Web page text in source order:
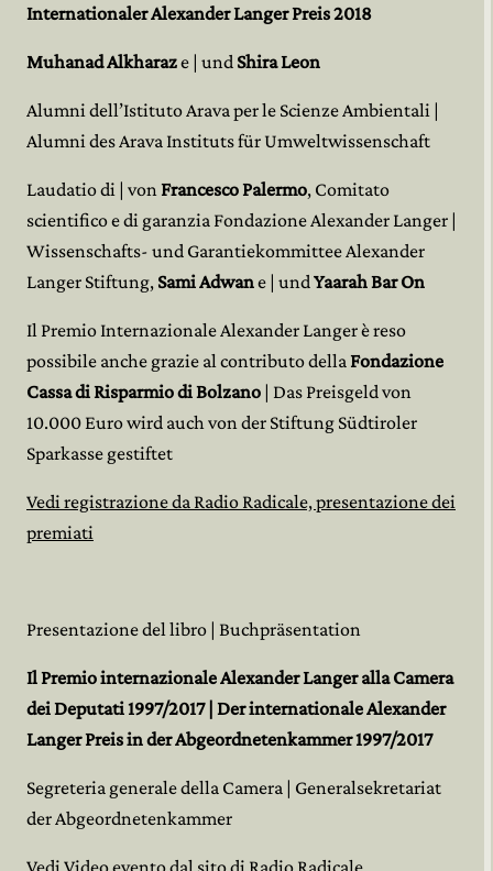
Internationaler Alexander Langer Preis 2018
Muhanad Alkharaze | und Shira Leon
Alumni dell’Istituto Arava per le Scienze Ambientali |
Alumni des Arava Instituts für Umweltwissenschaft
Laudatio di | von Francesco Palermo, Comitato
scientifico e di garanzia Fondazione Alexander Langer |
Wissenschafts- und Garantiekommittee Alexander
Langer Stiftung, Sami Adwane | und Yaarah Bar On
Il Premio Internazionale Alexander Langer è reso
possibile anche grazie al contributo della Fondazione
Cassa di Risparmio di Bolzano | Das Preisgeld von
10.000 Euro wird auch von der Stiftung Südtiroler
Sparkasse gestiftet
Vedi registrazione da Radio Radicale, presentazione dei
premiati
Presentazione del libro | Buchpräsentation
Il Premio internazionale Alexander Langer alla Camera
dei Deputati 1997/2017 | Der internationale Alexander
Langer Preis in der Abgeordnetenkammer 1997/2017
Segreteria generale della Camera | Generalsekretariat
der Abgeordnetenkammer
Vedi Video evento dal sito di Radio Radicale